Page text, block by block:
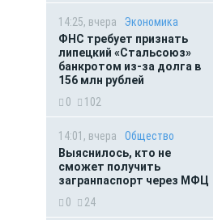
14:25, вчера
Экономика
ФНС требует признать
липецкий «Стальсоюз»
банкротом из-за долга в
156 млн рублей
0
102
14:01, вчера
Общество
Выяснилось, кто не
сможет получить
загранпаспорт через МФЦ
0
24